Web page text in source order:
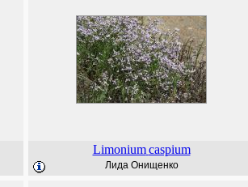
Limonium caspium
Лида Онищенко